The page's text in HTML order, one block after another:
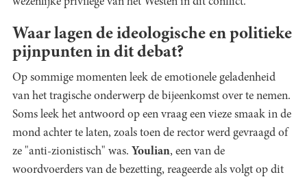
Waar lagen de ideologische en politieke
pijnpunten in dit debat?
Op sommige momenten leek de emotionele geladenheid
van het tragische onderwerp de bijeenkomst over te nemen.
Soms leek het antwoord op een vraag een vieze smaak in de
mond achter te laten, zoals toen de rector werd gevraagd of
ze "anti-zionistisch" was. Youlian, een van de
woordvoerders van de bezetting, reageerde als volgt op dit